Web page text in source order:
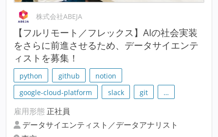
株式会社ABEJA
【フルリモート／フレックス】AIの社会実装
をさらに前進させるため、データサイエンテ
ィストを募集！
python github
notion
google-cloud-platform
slack git …
雇用形態 正社員
データサイエンティスト／データアナリスト